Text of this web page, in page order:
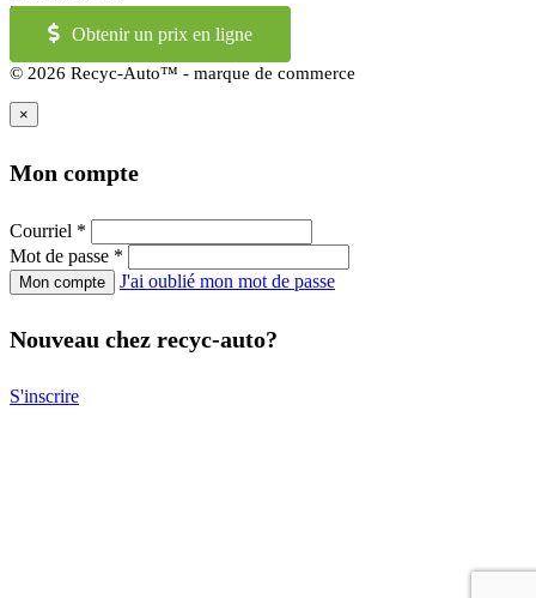
514-973-2886OU1-855-421-2886
Obtenir un prix en ligne
© 2026 Recyc-Auto™ - marque de commerce
×
Mon compte
Courriel *
Mot de passe *
J'ai oublié mon mot de passe
Nouveau chez recyc-auto?
S'inscrire